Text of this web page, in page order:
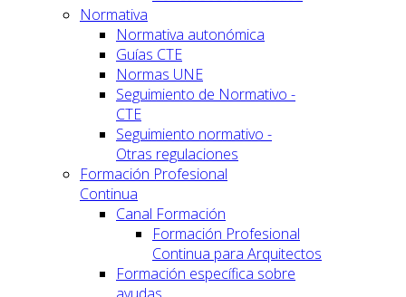
Normativa
Normativa autonómica
Guías CTE
Normas UNE
Seguimiento de Normativo -
CTE
Seguimiento normativo -
Otras regulaciones
Formación Profesional
Continua
Canal Formación
Formación Profesional
Continua para Arquitectos
Formación específica sobre